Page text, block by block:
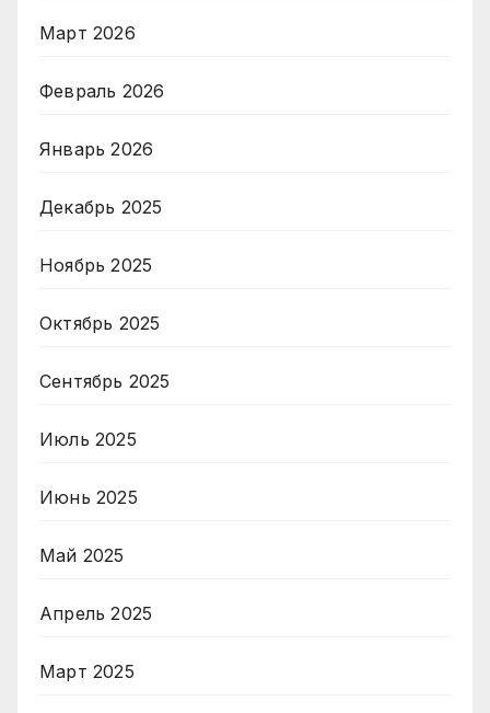
Март 2026
Февраль 2026
Январь 2026
Декабрь 2025
Ноябрь 2025
Октябрь 2025
Сентябрь 2025
Июль 2025
Июнь 2025
Май 2025
Апрель 2025
Март 2025